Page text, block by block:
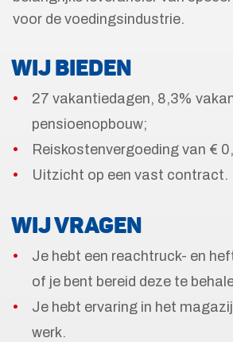
voor de voedingsindustrie.
WIJ BIEDEN
27 vakantiedagen, 8,3%
pensioenopbouw;
Reiskostenvergoeding van €
Uitzicht op een vast contract.
WIJ VRAGEN
Je hebt een reachtruck- en
of je bent bereid deze te
Je hebt ervaring in het
werk.